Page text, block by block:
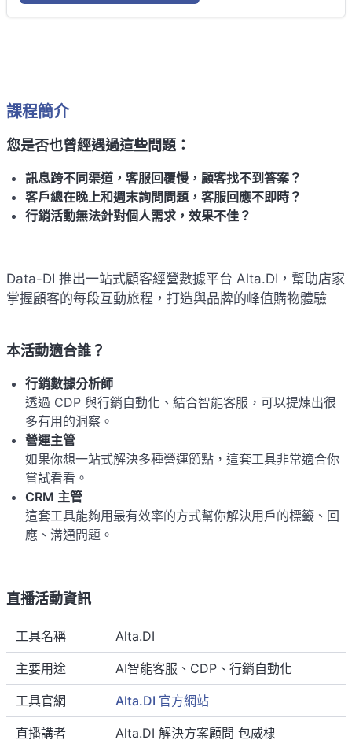
課程簡介
您是否也曾經遇過這些問題：
訊息跨不同渠道，客服回覆慢，顧客找不到答案？
客戶總在晚上和週末詢問問題，客服回應不即時？
行銷活動無法針對個人需求，效果不佳？
Data-DI 推出一站式顧客經營數據平台 Alta.DI，幫助店家
掌握顧客的每段互動旅程，打造與品牌的峰值購物體驗
本活動適合誰？
行銷數據分析師
透過 CDP 與行銷自動化、結合智能客服，可以提煉出很
多有用的洞察。
營運主管
如果你想一站式解決多種營運節點，這套工具非常適合你
嘗試看看。
CRM 主管
這套工具能夠用最有效率的方式幫你解決用戶的標籤、回
應、溝通問題。
直播活動資訊
工具名稱 Alta.DI
主要用途 AI智能客服、CDP、行銷自動化
工具官網 Alta.DI 官方網站
直播講者 Alta.DI 解決方案顧問 包威棣